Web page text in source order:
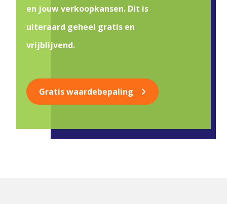
en jouw verkoopkansen. Dit is
uiteraard geheel gratis en
vrijblijvend.
Gratis waardebepaling